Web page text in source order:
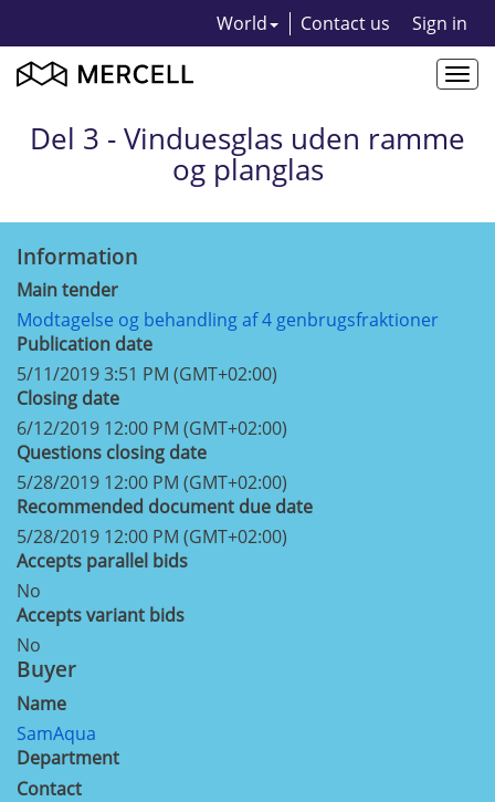
World Contact us Sign in
Del 3 - Vinduesglas uden ramme
og planglas
Information
Main tender
Modtagelse og behandling af 4 genbrugsfraktioner
Publication date
5/11/2019 3:51 PM (GMT+02:00)
Closing date
6/12/2019 12:00 PM (GMT+02:00)
Questions closing date
5/28/2019 12:00 PM (GMT+02:00)
Recommended document due date
5/28/2019 12:00 PM (GMT+02:00)
Accepts parallel bids
No
Accepts variant bids
No
Buyer
Name
SamAqua
Department
Contact